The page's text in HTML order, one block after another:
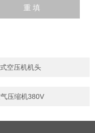
空压机机头
压缩机380V